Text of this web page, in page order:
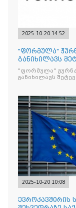
2025-10-20 14:52
"ფორმულა"
განიხილავს
წინააღმდ
"ფორმულა"
განიხილავს
2025-10-20 10:08
ევროკავშირის